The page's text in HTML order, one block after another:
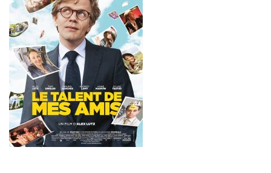
Oorlogsfilm
Romantische komedie
Thriller